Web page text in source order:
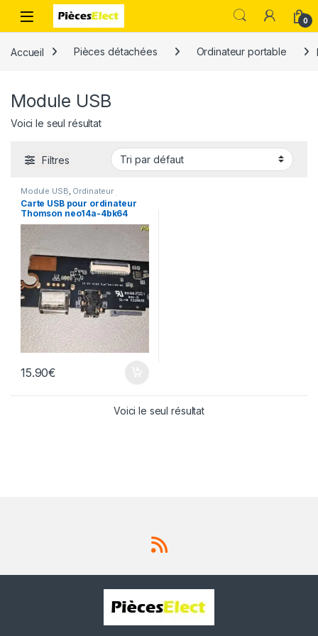
0
Accueil Pièces détachées Ordinateur portable
Module USB
Voici le seul résultat
Filtres
Module USB Ordinateur
portable ,Pièces détachées
Carte USB pour ordinateur
Thomson neo14a-4bk64
15.90€
Voici le seul résultat